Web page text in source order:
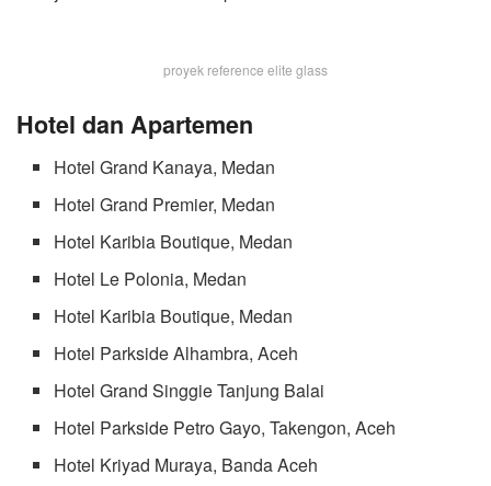
proyek reference elite glass
Hotel dan Apartemen
Hotel Grand Kanaya, Medan
Hotel Grand Premier, Medan
Hotel Karibia Boutique, Medan
Hotel Le Polonia, Medan
Hotel Karibia Boutique, Medan
Hotel Parkside Alhambra, Aceh
Hotel Grand Singgie Tanjung Balai
Hotel Parkside Petro Gayo, Takengon, Aceh
Hotel Kriyad Muraya, Banda Aceh